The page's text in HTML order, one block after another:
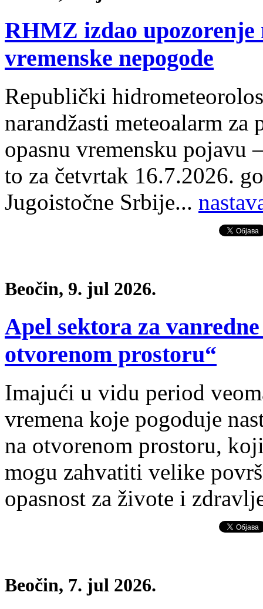
RHMZ izdao upozorenje
vremenske nepogode
Republički
narandžasti meteoalarm za
opasnu vremensku pojavu
to za četvrtak 16.7.2026.
Jugoistočne Srbije...
Beočin, 9. jul 2026.
Apel sektora za
otvorenom prostoru“
Imajući u vidu period
vremena koje pogoduje
na otvorenom prostoru,
mogu zahvatiti velike
opasnost za živote i
Beočin, 7. jul 2026.